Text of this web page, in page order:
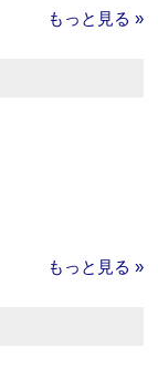
もっと見る »
もっと見る »